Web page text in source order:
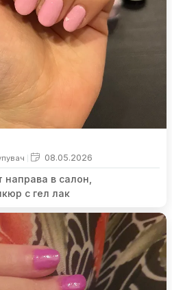
08.05.2026
в салон,
с гел лак